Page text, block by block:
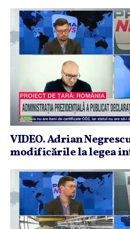
VIDEO. Adrian
modificările la legea